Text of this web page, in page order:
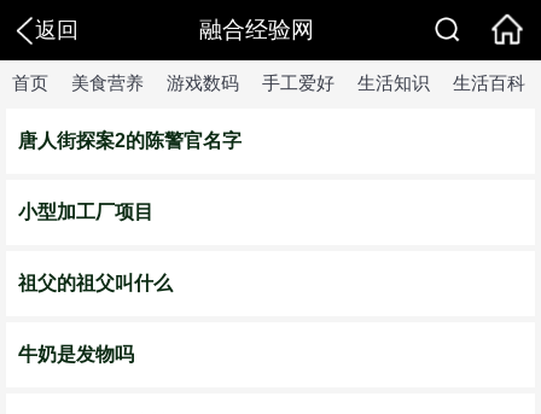
返回 融合经验网
首页 美食营养 游戏数码 手工爱好 生活知识 生活百科
唐人街探案2的陈警官名字
小型加工厂项目
祖父的祖父叫什么
牛奶是发物吗